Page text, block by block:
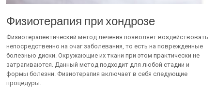
Физиотерапия при хондрозе
Физиотерапевтический метод лечения позволяет воздействовать
непосредственно на очаг заболевания, то есть на поврежденные
болезнью диски. Окружающие их ткани при этом практически не
затрагиваются. Данный метод подходит для любой стадии и
формы болезни. Физиотерапия включает в себя следующие
процедуры: